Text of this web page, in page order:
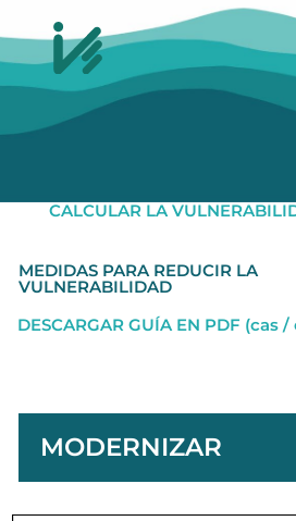
CALCULAR LA
MEDIDAS PARA REDUCIR LA
VULNERABILIDAD
DESCARGAR GUÍA EN PDF (cas /
MODERNIZAR